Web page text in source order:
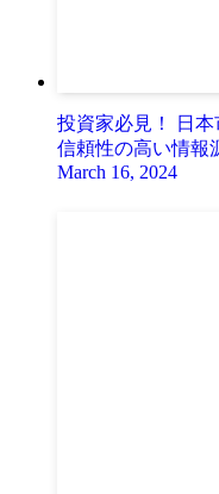
投資家必見！ 日
信頼性の高い情報
March 16, 2024